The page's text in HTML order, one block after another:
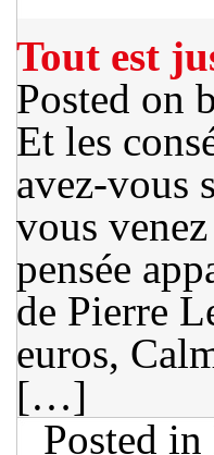
Tout est
Posted on
Et les
avez-vous
vous
pensée
de Pierre
euros,
[…]
Posted in